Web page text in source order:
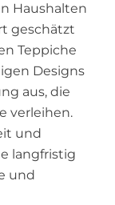
Haushalten
geschätzt
Teppiche
Designs
aus, die
verleihen.
und
langfristig
und